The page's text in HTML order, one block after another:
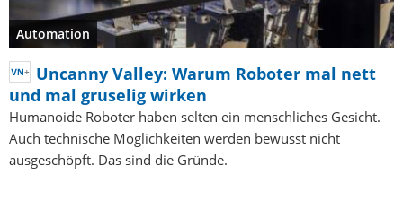
Automation
Uncanny Valley: Warum Roboter mal nett
und mal gruselig wirken
Humanoide Roboter haben selten ein menschliches Gesicht.
Auch technische Möglichkeiten werden bewusst nicht
ausgeschöpft. Das sind die Gründe.